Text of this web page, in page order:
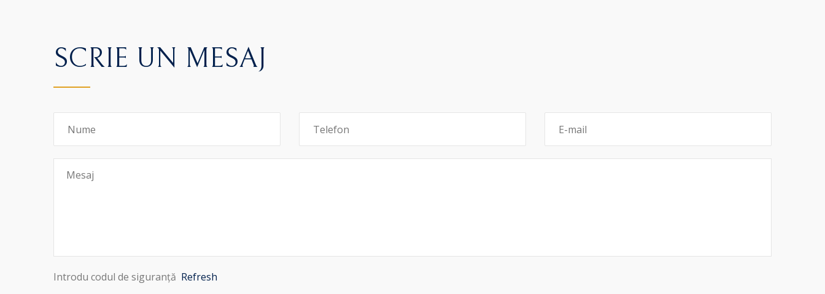
SCRIE UN MESAJ
Introdu codul de siguranță Refresh